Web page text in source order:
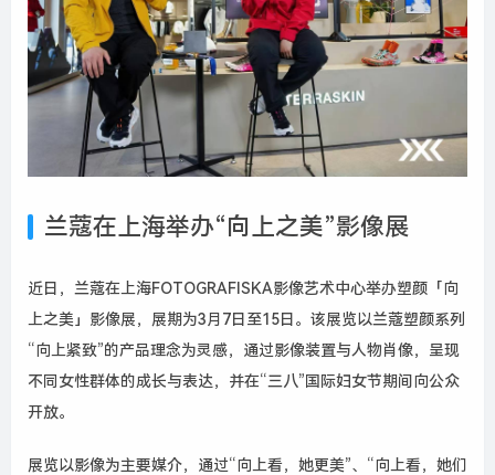
兰蔻在上海举办“向上之美”影像展
近日，兰蔻在上海FOTOGRAFISKA影像艺术中心举办塑颜「向
上之美」影像展，展期为3月7日至15日。该展览以兰蔻塑颜系列
“向上紧致”的产品理念为灵感，通过影像装置与人物肖像，呈现
不同女性群体的成长与表达，并在“三八”国际妇女节期间向公众
开放。
展览以影像为主要媒介，通过“向上看，她更美”、 “向上看，她们